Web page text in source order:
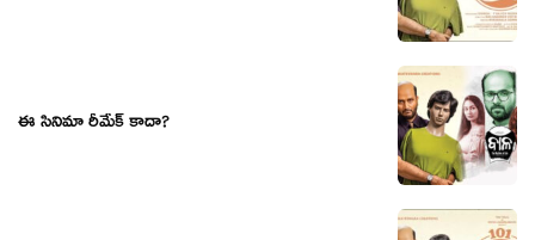
ఈ సినిమా రీమేక్ కాదా?